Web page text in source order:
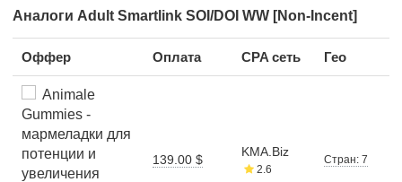
Аналоги Adult Smartlink SOI/DOI WW [Non-Incent]
Оффер Оплата CPA сеть Гео
Animale
Gummies -
мармеладки для
потенции и
увеличения
139.00 $
KMA.Biz
2.6
Стран: 7